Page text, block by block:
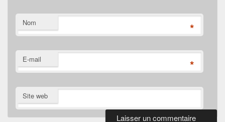
Nom *
E-mail *
Site web